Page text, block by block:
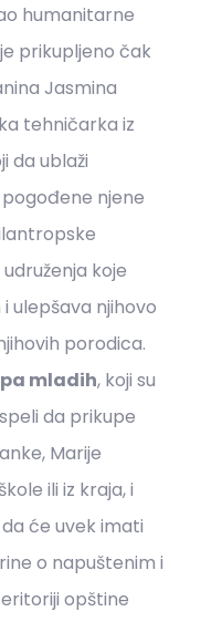
humanitarne
prikupljeno čak
Jasmina
tehničarka iz
da ublaži
njene
koje
ulepšava njihovo
porodica.
mladih, koji su
da prikupe
Marije
ili iz kraja, i
će uvek imati
o napuštenim i
opštine